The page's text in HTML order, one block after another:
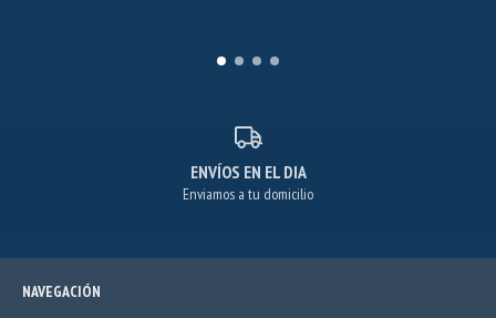
ENVÍOS EN EL DIA
Enviamos a tu domicilio
NAVEGACIÓN